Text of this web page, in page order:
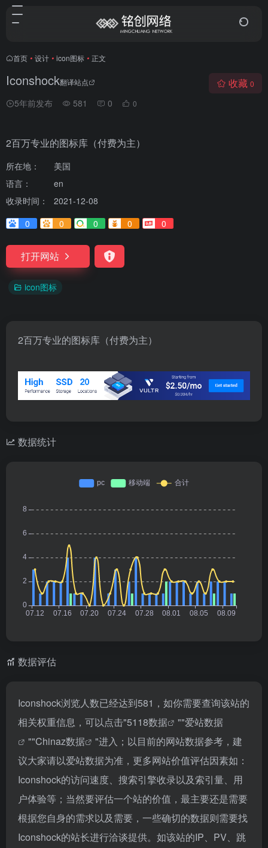
首页 • 设计 • icon图标 • 正文
Iconshock翻译站点
5年前发布 581 0 0
收藏 0
2百万专业的图标库（付费为主）
所在地：
美国
语言：
en
收录时间：
2021-12-08
0
0 0 0 0
打开网站
icon图标
2百万专业的图标库（付费为主）
数据统计
数据评估
Iconshock浏览人数已经达到581，如你需要查询该站的
相关权重信息，可以点击"5118数据 ""爱站数据
""Chinaz数据
"进入；以目前的网站数据参考，建
议大家请以爱站数据为准，更多网站价值评估因素如：
Iconshock的访问速度、搜索引擎收录以及索引量、用
户体验等；当然要评估一个站的价值，最主要还是需要
根据您自身的需求以及需要，一些确切的数据则需要找
Iconshock的站长进行洽谈提供。如该站的IP、PV、跳